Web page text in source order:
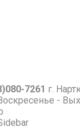
7261 г.
-